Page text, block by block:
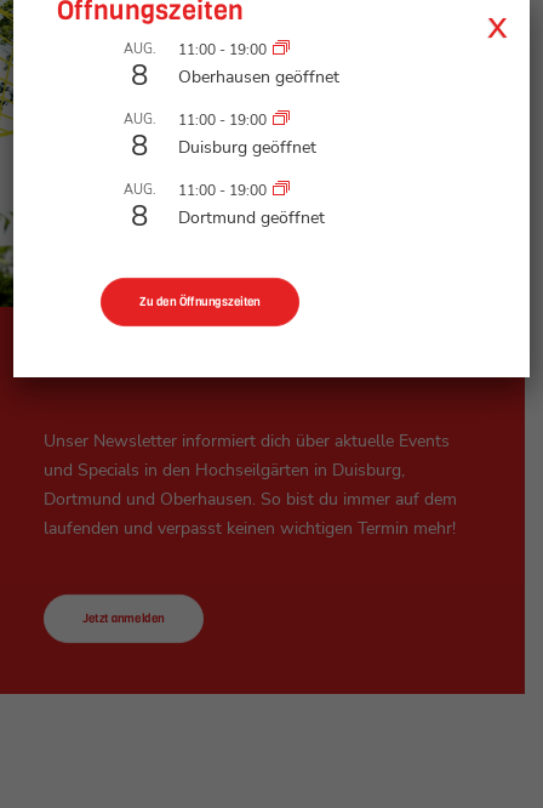
Unser Newsletter informiert dich über aktuelle Events
und Specials in den Hochseilgärten in Duisburg,
Dortmund und Oberhausen. So bist du immer auf dem
laufenden und verpasst keinen wichtigen Termin mehr!
Jetzt anmelden
Öffnungszeiten
AUG.
8
11:00 - 19:00
Oberhausen geöffnet
AUG.
8
11:00 - 19:00
Duisburg geöffnet
AUG.
8
11:00 - 19:00
Dortmund geöffnet
Zu den Öffnungszeiten
x